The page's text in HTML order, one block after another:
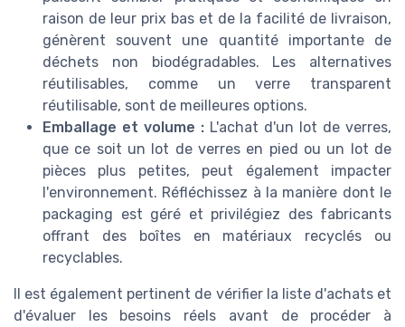
raison de leur prix bas et de la facilité de livraison,
génèrent souvent une quantité importante de
déchets non biodégradables. Les alternatives
réutilisables, comme un verre transparent
réutilisable, sont de meilleures options.
Emballage et volume : L'achat d'un lot de verres,
que ce soit un lot de verres en pied ou un lot de
pièces plus petites, peut également impacter
l'environnement. Réfléchissez à la manière dont le
packaging est géré et privilégiez des fabricants
offrant des boîtes en matériaux recyclés ou
recyclables.
Il est également pertinent de vérifier la liste d'achats et
d'évaluer les besoins réels avant de procéder à